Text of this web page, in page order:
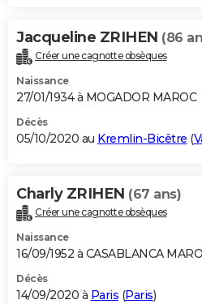
Jacqueline ZRIHEN (86
Créer une cagnotte obsèques
Naissance
27/01/1934 à MOGADOR MAROC
Décès
05/10/2020 au Kremlin-Bicêtre (
Charly ZRIHEN (67 ans)
Créer une cagnotte obsèques
Naissance
16/09/1952 à CASABLANCA
Décès
14/09/2020 à Paris (Paris)